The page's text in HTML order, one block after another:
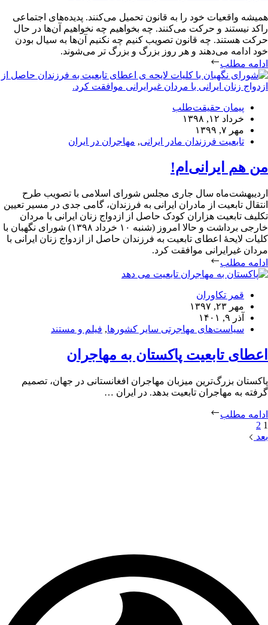
همیشه واقعیات خود را به قانون تحمیل می‌کنند. پدیده‌های اجتماعی
راکد نیستند و حرکت می‌کنند. چه بخواهیم چه نخواهیم آن‌ها در حال
حرکت هستند. چه قانون تصویب کنیم چه نکنیم آن‌ها به سیال بودن
خود ادامه می‌دهند و هر روز بزرگ و بزرگ تر می‌شوند.
ادامه مطلب
پیمان حقیقت‌طلب
خرداد ۱۲, ۱۳۹۸
مهر ۷, ۱۳۹۹
تابعیت فرزندان مادر ایرانی, مهاجران در ایران
من هم ایرانی‌ام!
اردیبهشت‌ماه سال جاری مجلس شورای اسلامی با تصویب طرح
انتقال تابعیت از مادران ایرانی به فرزندان، گامی جدی در مسیر تعیین
تکلیف تابعیت هزاران کودک حاصل از ازدواج زنان ایرانی با مردان
خارجی برداشت و حالا امروز (شنبه ۱۰ خرداد ۱۳۹۸) شورای نگهبان با
کلیات لایحهٔ اعطای تابعیت به فرزندان حاصل از ازدواج زنان ایرانی با
مردان غیرایرانی موافقت کرد.
ادامه مطلب
قمر تکاوران
مهر ۲۳, ۱۳۹۷
آذر ۹, ۱۴۰۱
سیاست‌های مهاجرتی سایر کشورها, فیلم و مستند
اعطای تابعیت پاکستان به مهاجران
پاکستان بزرگ‌ترین میزبان مهاجران افغانستانی در جهان، تصمیم
گرفته به مهاجران تابعیت بدهد. در ایران …
ادامه مطلب
1
2
بعد